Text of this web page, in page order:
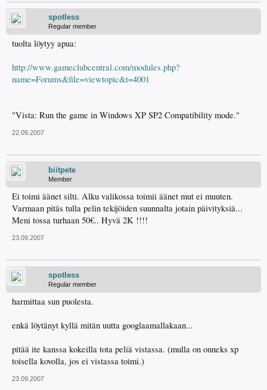
spotless
Regular member
tuolta löytyy apua:
http://www.gameclubcentral.com/modules.php?
name=Forums&file=viewtopic&t=4001
"Vista: Run the game in Windows XP SP2 Compatibility mode."
22.09.2007
biitpete
Member
Ei toimi äänet silti. Alku valikossa toimii äänet mut ei muuten.
Varmaan pitäs tulla pelin tekijöiden suunnalta jotain päivityksiä...
Meni tossa turhaan 50€.. Hyvä 2K !!!!
23.09.2007
spotless
Regular member
harmittaa sun puolesta.
enkä löytänyt kyllä mitän uutta googlaamallakaan...
pitää ite kanssa kokeilla tota peliä vistassa. (mulla on onneks xp
toisella kovolla, jos ei vistassa toimi.)
23.09.2007